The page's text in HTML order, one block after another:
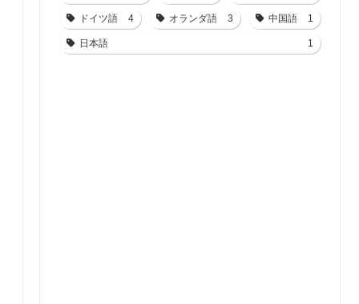
ドイツ語 4 オランダ語 3 中国語 1
日本語 1